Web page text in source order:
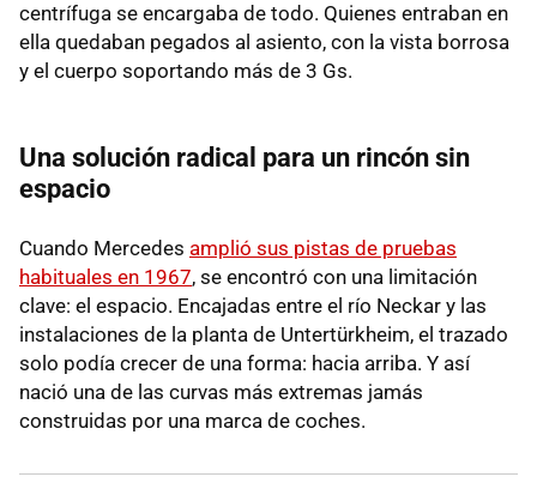
centrífuga se encargaba de todo. Quienes entraban en
ella quedaban pegados al asiento, con la vista borrosa
y el cuerpo soportando más de 3 Gs.
Una solución radical para un rincón sin
espacio
Cuando Mercedes amplió sus pistas de pruebas
habituales en 1967, se encontró con una limitación
clave: el espacio. Encajadas entre el río Neckar y las
instalaciones de la planta de Untertürkheim, el trazado
solo podía crecer de una forma: hacia arriba. Y así
nació una de las curvas más extremas jamás
construidas por una marca de coches.